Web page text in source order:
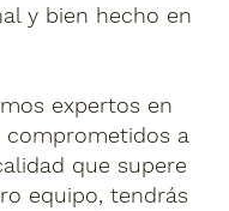
y bien hecho en
expertos en
comprometidos a
que supere
equipo, tendrás